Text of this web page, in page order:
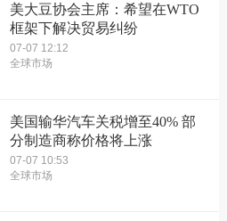
美大豆协会主席：希望在WTO
框架下解决贸易纠纷
07-07 12:12
全球市场
美国输华汽车关税增至40% 部
分制造商称价格将上涨
07-07 10:53
全球市场